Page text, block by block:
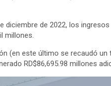
diciembre de 2022, los
millones.
(en este último se recaudó
RD$86,695.98 millones